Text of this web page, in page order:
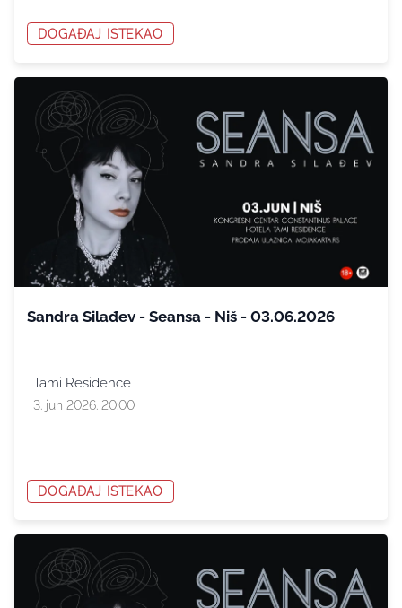
DOGAĐAJ ISTEKAO
Sandra Silađev - Seansa - Niš - 03.06.2026
Tami Residence
3. jun 2026. 20:00
DOGAĐAJ ISTEKAO